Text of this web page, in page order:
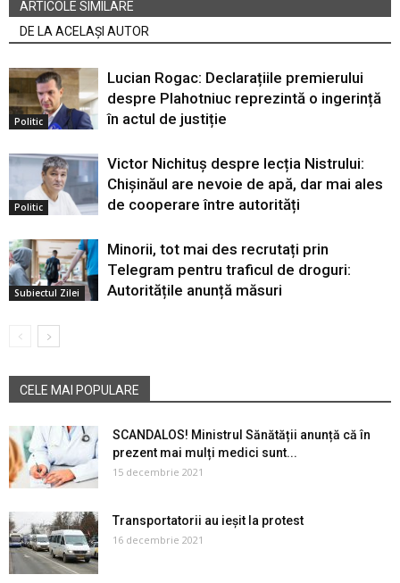
ARTICOLE SIMILARE
DE LA ACELAȘI AUTOR
Politic
Lucian Rogac: Declarațiile premierului
despre Plahotniuc reprezintă o ingerință
în actul de justiție
Politic
Victor Nichituș despre lecția Nistrului:
Chișinăul are nevoie de apă, dar mai ales
de cooperare între autorități
Subiectul Zilei
Minorii, tot mai des recrutați prin
Telegram pentru traficul de droguri:
Autoritățile anunță măsuri
CELE MAI POPULARE
SCANDALOS! Ministrul Sănătății anunță că în
prezent mai mulți medici sunt...
15 decembrie 2021
Transportatorii au ieșit la protest
16 decembrie 2021